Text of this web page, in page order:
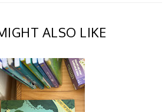
ALSO LIKE